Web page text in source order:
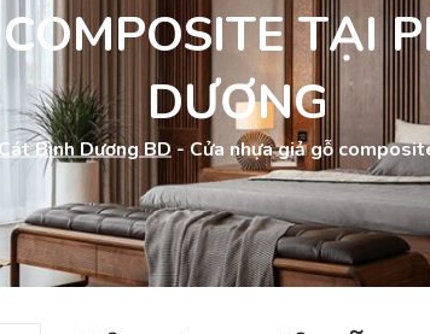
TẠI
DƯƠNG
Bình Dương BD-Cửa nhựa giả gỗ